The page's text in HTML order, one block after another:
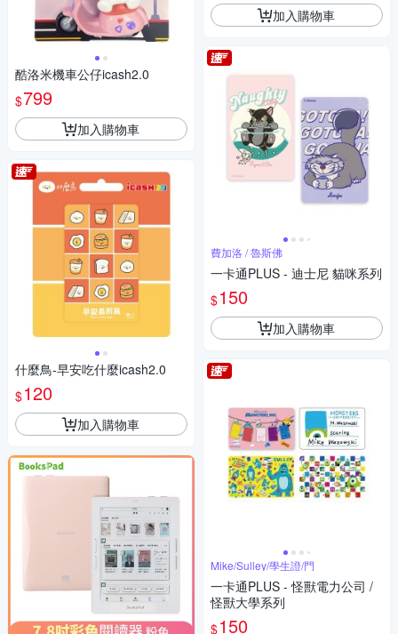
酷洛米機車公仔icash2.0
$799
加入購物車
什麼鳥-早安吃什麼icash2.0
$120
加入購物車
加入購物車
費加洛 / 魯斯佛
一卡通PLUS - 迪士尼 貓咪系列
$150
加入購物車
Mike/Sulley/學生證/門
一卡通PLUS - 怪獸電力公司 /
怪獸大學系列
$150